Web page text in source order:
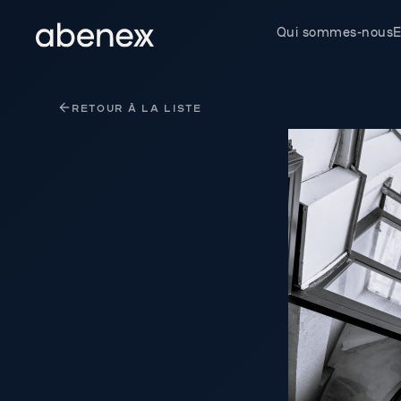
Qui sommes-nous
RETOUR À LA LISTE